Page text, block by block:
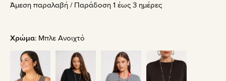
Άμεση παραλαβή / Παράδoση 1 έως 3 ημέρες
Χρώμα: Μπλε Ανοιχτό